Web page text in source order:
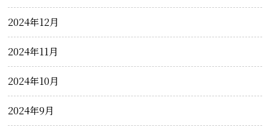
2024年12月
2024年11月
2024年10月
2024年9月